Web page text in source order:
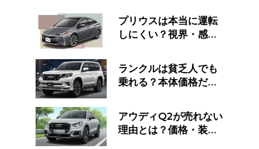
プリウスは本当に運転
しにくい？視界・感
が与える影響とは
ランクルは貧乏人でも
乗れる？本体価格だけ
するために必要な覚悟
アウディQ2が売れない
理由とは？価格・装